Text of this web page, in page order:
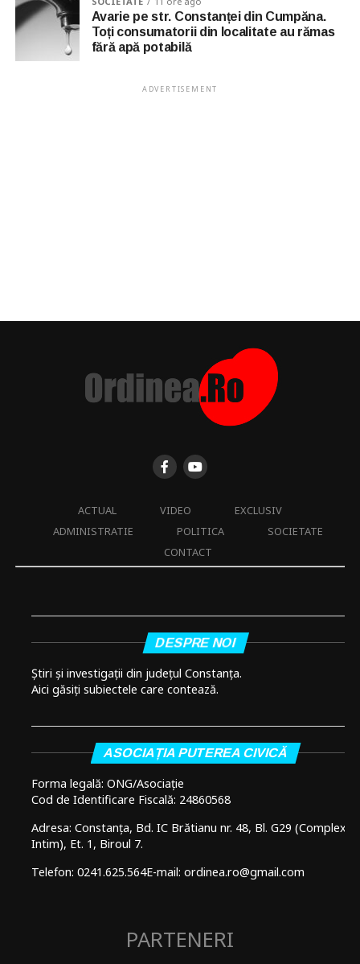
Avarie pe str. Constanței din Cumpăna.
Toți consumatorii din localitate au rămas
fără apă potabilă
ADVERTISEMENT
ACTUAL VIDEO
EXCLUSIV
ADMINISTRATIE
POLITICA
SOCIETATE
CONTACT
DESPRE NOI
Știri și investigații din județul Constanța.
Aici găsiți subiectele care contează.
ASOCIAȚIA PUTEREA CIVICĂ
Forma legală: ONG/Asociație
Cod de Identificare Fiscală: 24860568
Adresa: Constanța, Bd. IC Brătianu nr. 48, Bl. G29 (Complex
Intim), Et. 1, Biroul 7.
Telefon: 0241.625.564E-mail: ordinea.ro@gmail.com
PARTENERI